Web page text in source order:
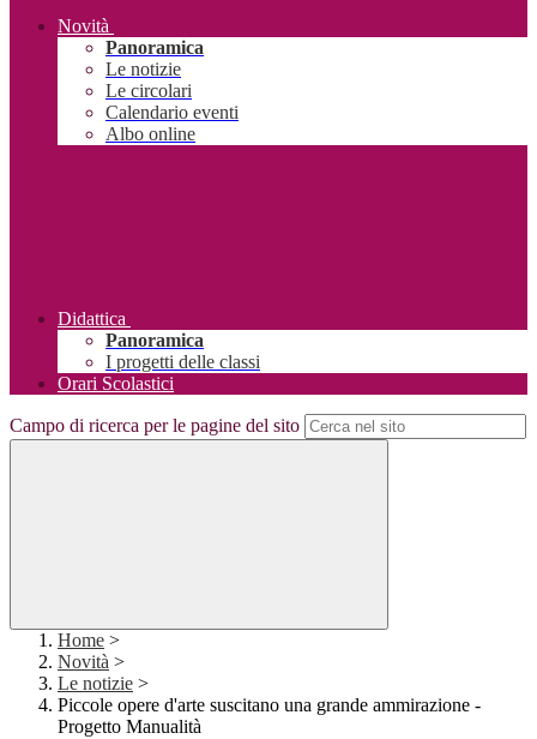
Novità
Panoramica
Le notizie
Le circolari
Calendario eventi
Albo online
Didattica
Panoramica
I progetti delle classi
Orari Scolastici
Campo di ricerca per le pagine del sito
Home >
Novità >
Le notizie >
Piccole opere d'arte suscitano una grande ammirazione -
Progetto Manualità